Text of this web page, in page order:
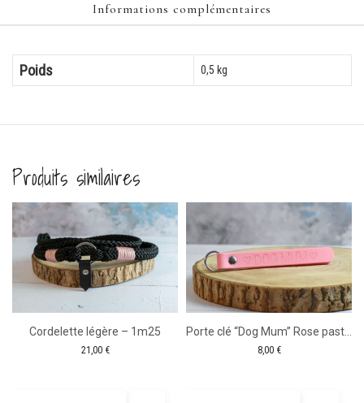
Informations complémentaires
Poids 0,5 kg
Produits similaires
Cordelette légère – 1m25
21,00 € 8,00 €